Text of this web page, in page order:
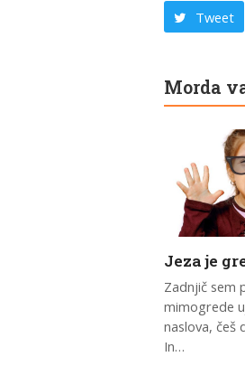
Tweet
Morda
Jeza je
Zadnjič sem
mimogrede
naslova, češ
In…